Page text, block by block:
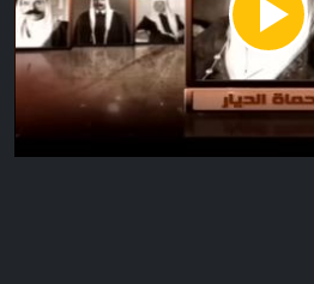
Play
Video